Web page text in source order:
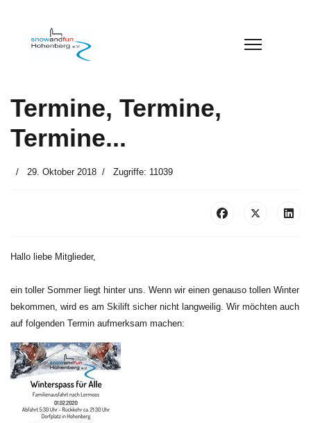
Termine, Termine,
Termine...
29. Oktober 2018 Zugriffe: 11039
Hallo liebe Mitglieder,
ein toller Sommer liegt hinter uns. Wenn wir einen genauso tollen Winter
bekommen, wird es am Skilift sicher nicht langweilig. Wir möchten auch
auf folgenden Termin aufmerksam machen: